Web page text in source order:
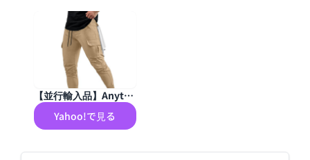
ーぱんつ 冷感 スキニー
パンツ 美脚 テーパード
サルエルパンツ 吸汗速
乾 スリム イージーパン
ツ スポーツカジュアル
ボトムス おしゃれ アン
クル丈 シャカパン pan
ts for men 春 夏 black
4XL
【並行輸入品】Anytre
e Men's Sweat Pant S
tretch Joggers Sweat
Yahoo!で見る